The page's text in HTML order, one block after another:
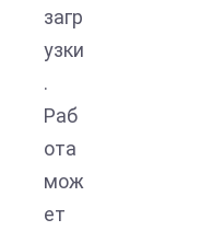
загр
узки
.
Раб
ота
мож
ет